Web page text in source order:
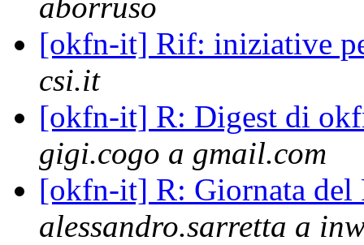
aborruso
[okfn-it] Rif: iniziative
csi.it
[okfn-it] R: Digest di
gigi.cogo a gmail.com
[okfn-it] R: Giornata
alessandro.sarretta a